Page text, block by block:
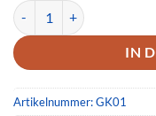
Glas Kette 01 Menge
IN
Artikelnummer:GK01